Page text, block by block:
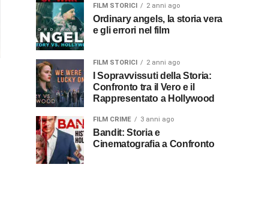
FILM STORICI 2 anni ago
Ordinary angels, la storia vera
e gli errori nel film
FILM STORICI 2 anni ago
Confronto tra il Vero e il
Rappresentato a Hollywood
FILM CRIME 3 anni ago
Bandit: Storia e
Cinematografia a Confronto